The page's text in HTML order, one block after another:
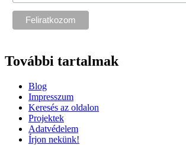
További tartalmak
Blog
Impresszum
Keresés az oldalon
Projektek
Adatvédelem
Írjon nekünk!